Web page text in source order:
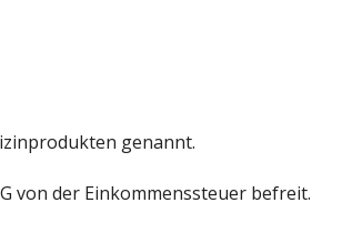
genannt.
von der Einkommenssteuer befreit.